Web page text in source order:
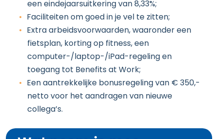
een eindejaarsuitkering van 8,33%;
Faciliteiten om goed in je vel te zitten;
Extra arbeidsvoorwaarden, waaronder een
fietsplan, korting op fitness, een
computer-/laptop-/iPad-regeling en
toegang tot Benefits at Work;
Een aantrekkelijke bonusregeling van € 350,-
netto voor het aandragen van nieuwe
collega’s.